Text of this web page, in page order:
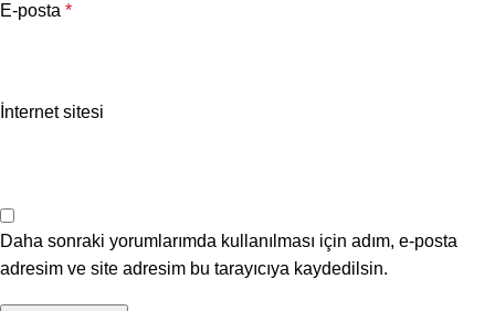
E-posta *
İnternet sitesi
Daha sonraki yorumlarımda kullanılması için adım, e-posta
adresim ve site adresim bu tarayıcıya kaydedilsin.